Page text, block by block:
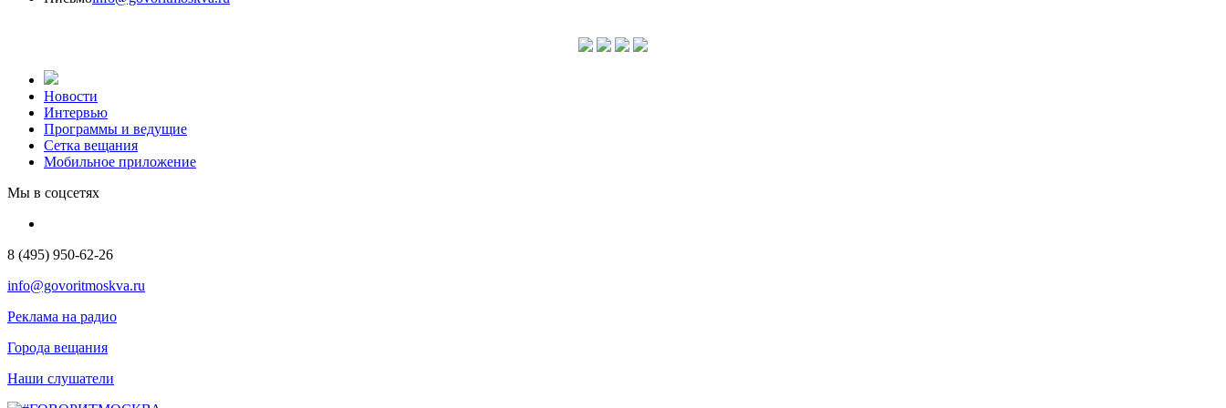
Новости
Интервью
Программы и ведущие
Сетка вещания
Мобильное приложение
Мы в соцсетях
8 (495) 950-62-26
info@govoritmoskva.ru
Реклама на радио
Города вещания
Наши слушатели